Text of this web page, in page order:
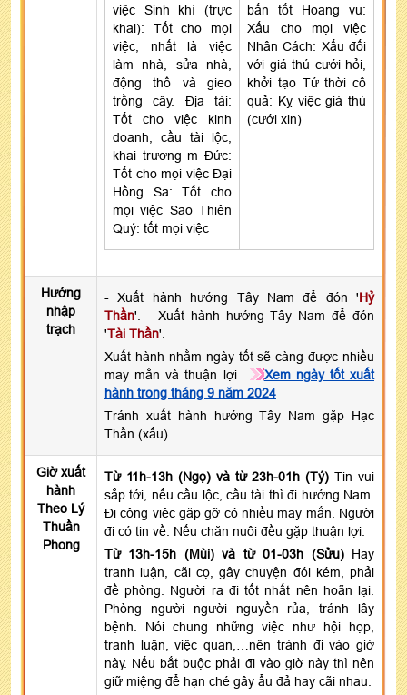
việc Sinh khí (trực
khai): Tốt cho mọi
việc, nhất là việc
làm nhà, sửa nhà,
động thổ và gieo
trồng cây. Địa tài:
Tốt cho việc kinh
doanh, cầu tài lộc,
khai trương m Đức:
Tốt cho mọi việc Đại
Hồng Sa: Tốt cho
mọi việc Sao Thiên
Quý: tốt mọi việc
bắn tốt Hoang vu:
Xấu cho mọi việc
Nhân Cách: Xấu đối
với giá thú cưới hỏi,
khởi tạo Tứ thời cô
quả: Kỵ việc giá thú
(cưới xin)
Hướng
nhập
trạch
- Xuất hành hướng Tây Nam để đón 'Hỷ
Thần'. - Xuất hành hướng Tây Nam để đón
'Tài Thần'.
Xuất hành nhằm ngày tốt sẽ càng được nhiều
may mắn và thuận lợi
Xem ngày tốt xuất
hành trong tháng 9 năm 2024
Tránh xuất hành hướng Tây Nam gặp Hạc
Thần (xấu)
Giờ xuất
hành
Theo Lý
Thuần
Phong
Từ 11h-13h (Ngọ) và từ 23h-01h (Tý) Tin vui
sắp tới, nếu cầu lộc, cầu tài thì đi hướng Nam.
Đi công việc gặp gỡ có nhiều may mắn. Người
đi có tin về. Nếu chăn nuôi đều gặp thuận lợi.
Từ 13h-15h (Mùi) và từ 01-03h (Sửu) Hay
tranh luận, cãi cọ, gây chuyện đói kém, phải
đề phòng. Người ra đi tốt nhất nên hoãn lại.
Phòng người người nguyền rủa, tránh lây
bệnh. Nói chung những việc như hội họp,
tranh luận, việc quan,…nên tránh đi vào giờ
này. Nếu bắt buộc phải đi vào giờ này thì nên
giữ miệng để hạn ché gây ẩu đả hay cãi nhau.